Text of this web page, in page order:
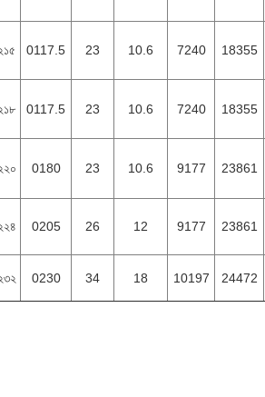
0117.5 23 10.6 7240 18355
0117.5 23 10.6 7240 18355
0180 23 10.6 9177 23861
0205 26 12 9177 23861
0230 34 18 10197 24472